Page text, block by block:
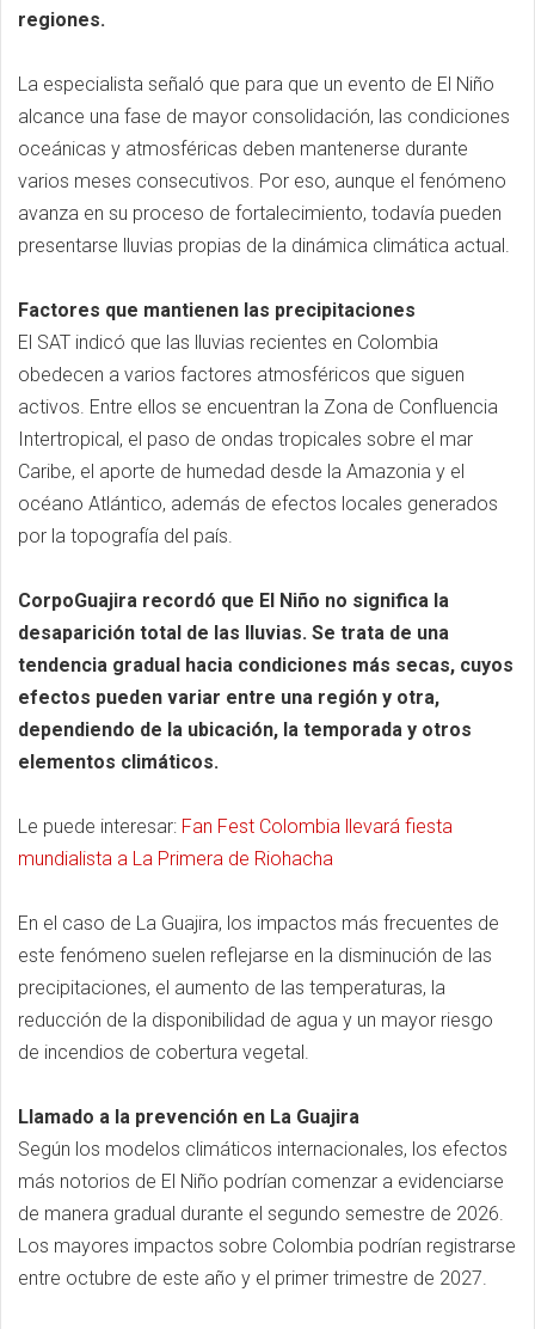
regiones.
La especialista señaló que para que un evento de El Niño
alcance una fase de mayor consolidación, las condiciones
oceánicas y atmosféricas deben mantenerse durante
varios meses consecutivos. Por eso, aunque el fenómeno
avanza en su proceso de fortalecimiento, todavía pueden
presentarse lluvias propias de la dinámica climática actual.
Factores que mantienen las precipitaciones
El SAT indicó que las lluvias recientes en Colombia
obedecen a varios factores atmosféricos que siguen
activos. Entre ellos se encuentran la Zona de Confluencia
Intertropical, el paso de ondas tropicales sobre el mar
Caribe, el aporte de humedad desde la Amazonia y el
océano Atlántico, además de efectos locales generados
por la topografía del país.
CorpoGuajira recordó que El Niño no significa la
desaparición total de las lluvias. Se trata de una
tendencia gradual hacia condiciones más secas, cuyos
efectos pueden variar entre una región y otra,
dependiendo de la ubicación, la temporada y otros
elementos climáticos.
Le puede interesar: Fan Fest Colombia llevará fiesta
mundialista a La Primera de Riohacha
En el caso de La Guajira, los impactos más frecuentes de
este fenómeno suelen reflejarse en la disminución de las
precipitaciones, el aumento de las temperaturas, la
reducción de la disponibilidad de agua y un mayor riesgo
de incendios de cobertura vegetal.
Llamado a la prevención en La Guajira
Según los modelos climáticos internacionales, los efectos
más notorios de El Niño podrían comenzar a evidenciarse
de manera gradual durante el segundo semestre de 2026.
Los mayores impactos sobre Colombia podrían registrarse
entre octubre de este año y el primer trimestre de 2027.